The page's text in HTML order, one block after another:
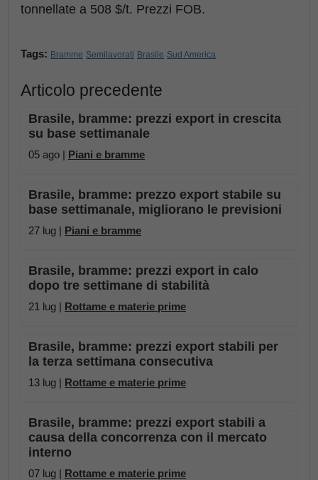
tonnellate a 508 $/t. Prezzi FOB.
Tags: Bramme Semilavorati Brasile Sud America
Articolo precedente
Brasile, bramme: prezzi export in crescita
su base settimanale
05 ago | Piani e bramme
Brasile, bramme: prezzo export stabile su
base settimanale, migliorano le previsioni
27 lug | Piani e bramme
Brasile, bramme: prezzi export in calo
dopo tre settimane di stabilità
21 lug | Rottame e materie prime
Brasile, bramme: prezzi export stabili per
la terza settimana consecutiva
13 lug | Rottame e materie prime
Brasile, bramme: prezzi export stabili a
causa della concorrenza con il mercato
interno
07 lug | Rottame e materie prime